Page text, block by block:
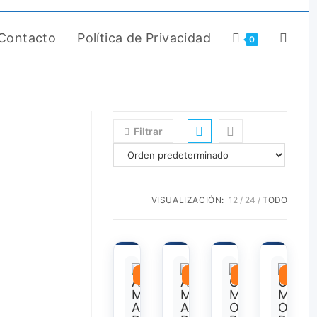
Política de Privacidad 0
Filtrar
VISUALIZACIÓN: 12 24 TODO
¡OFERTA! ¡OFERTA! ¡OFERTA!